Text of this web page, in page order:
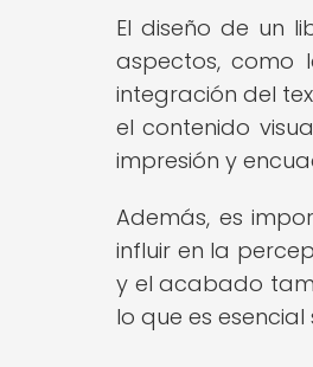
El diseño de un
aspectos, como
integración del
el contenido
impresión y
Además, es
influir en la
y el acabado
lo que es